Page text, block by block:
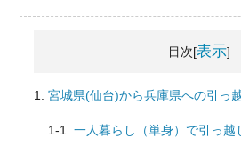
目次[表示]
宮城県(仙台)から兵庫県への引っ
一人暮らし（単身）で引っ越